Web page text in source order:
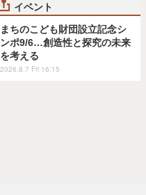
イベント
まちのこども財団設立記念シ
ンポ9/6…創造性と探究の未来
を考える
2026.8.7 Fri 16:15